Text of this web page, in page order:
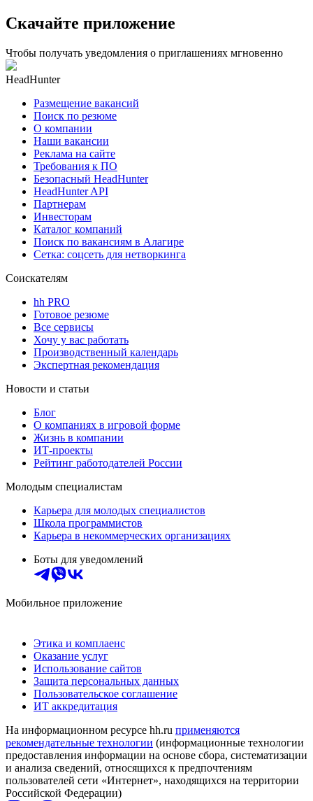
Скачайте приложение
Чтобы получать уведомления о приглашениях мгновенно
HeadHunter
Размещение вакансий
Поиск по резюме
О компании
Наши вакансии
Реклама на сайте
Требования к ПО
Безопасный HeadHunter
HeadHunter API
Партнерам
Инвесторам
Каталог компаний
Поиск по вакансиям в Алагире
Сетка: соцсеть для нетворкинга
Соискателям
hh PRO
Готовое резюме
Все сервисы
Хочу у вас работать
Производственный календарь
Экспертная рекомендация
Новости и статьи
Блог
О компаниях в игровой форме
Жизнь в компании
ИТ-проекты
Рейтинг работодателей России
Молодым специалистам
Карьера для молодых специалистов
Школа программистов
Карьера в некоммерческих организациях
Боты для уведомлений
Мобильное приложение
Этика и комплаенс
Оказание услуг
Использование сайтов
Защита персональных данных
Пользовательское соглашение
ИТ аккредитация
На информационном ресурсе hh.ru применяются
рекомендательные технологии (информационные технологии
предоставления информации на основе сбора, систематизации
и анализа сведений, относящихся к предпочтениям
пользователей сети «Интернет», находящихся на территории
Российской Федерации)